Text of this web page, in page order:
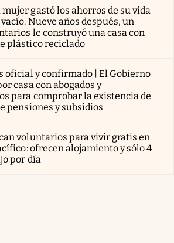
mujer gastó los ahorros de su vida
Nueve años después, un
le construyó una casa con
plástico reciclado
oficial y confirmado | El Gobierno
casa con abogados y
para comprobar la existencia de
pensiones y subsidios
voluntarios para vivir gratis en
ofrecen alojamiento y sólo 4
por día